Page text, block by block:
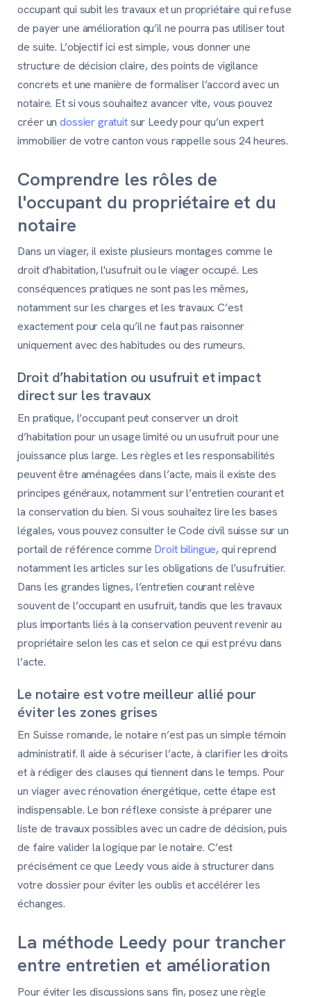
occupant qui subit les travaux et un propriétaire qui refuse
de payer une amélioration qu’il ne pourra pas utiliser tout
de suite. L’objectif ici est simple, vous donner une
structure de décision claire, des points de vigilance
concrets et une manière de formaliser l’accord avec un
notaire. Et si vous souhaitez avancer vite, vous pouvez
créer undossier gratuitsur Leedy pour qu’un expert
immobilier de votre canton vous rappelle sous 24 heures.
Comprendre les rôles de
l'occupant du propriétaire et du
notaire
Dans un viager, il existe plusieurs montages comme le
droit d’habitation, l'usufruit ou le viager occupé. Les
conséquences pratiques ne sont pas les mêmes,
notamment sur les charges et les travaux. C’est
exactement pour cela qu’il ne faut pas raisonner
uniquement avec des habitudes ou des rumeurs.
Droit d’habitation ou usufruit et impact
direct sur les travaux
En pratique, l’occupant peut conserver un droit
d’habitation pour un usage limité ou un usufruit pour une
jouissance plus large. Les règles et les responsabilités
peuvent être aménagées dans l’acte, mais il existe des
principes généraux, notamment sur l’entretien courant et
la conservation du bien. Si vous souhaitez lire les bases
légales, vous pouvez consulter le Code civil suisse sur un
portail de référence comme Droit bilingue, qui reprend
notamment les articles sur les obligations de l’usufruitier.
Dans les grandes lignes, l’entretien courant relève
souvent de l’occupant en usufruit, tandis que les travaux
plus importants liés à la conservation peuvent revenir au
propriétaire selon les cas et selon ce qui est prévu dans
l’acte.
Le notaire est votre meilleur allié pour
éviter les zones grises
En Suisse romande, le notaire n’est pas un simple témoin
administratif. Il aide à sécuriser l’acte, à clarifier les droits
et à rédiger des clauses qui tiennent dans le temps. Pour
un viager avec rénovation énergétique, cette étape est
indispensable. Le bon réflexe consiste à préparer une
liste de travaux possibles avec un cadre de décision, puis
de faire valider la logique par le notaire. C’est
précisément ce que Leedy vous aide à structurer dans
votre dossier pour éviter les oublis et accélérer les
échanges.
La méthode Leedy pour trancher
entre entretien et amélioration
Pour éviter les discussions sans fin, posez une règle